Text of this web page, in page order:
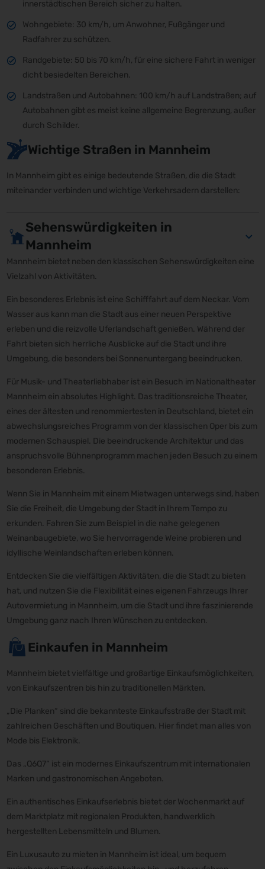
innerstädtischen Bereich sicher zu halten.
Wohngebiete: 30 km/h, um Anwohner, Fußgänger und
Radfahrer zu schützen.
Randgebiete: 50 bis 70 km/h, für eine sichere Fahrt in weniger
dicht besiedelten Bereichen.
Landstraßen und Autobahnen: 100 km/h auf Landstraßen; auf
Autobahnen gibt es meist keine allgemeine Begrenzung, außer
durch Schilder.
Wichtige Straßen in Mannheim
In Mannheim gibt es einige bedeutende Straßen, die die Stadt
miteinander verbinden und wichtige Verkehrsadern darstellen:
Sehenswürdigkeiten in
Mannheim
Mannheim bietet neben den klassischen Sehenswürdigkeiten eine
Vielzahl von Aktivitäten.
Ein besonderes Erlebnis ist eine Schifffahrt auf dem Neckar. Vom
Wasser aus kann man die Stadt aus einer neuen Perspektive
erleben und die reizvolle Uferlandschaft genießen. Während der
Fahrt bieten sich herrliche Ausblicke auf die Stadt und ihre
Umgebung, die besonders bei Sonnenuntergang beeindrucken.
Für Musik- und Theaterliebhaber ist ein Besuch im Nationaltheater
Mannheim ein absolutes Highlight. Das traditionsreiche Theater,
eines der ältesten und renommiertesten in Deutschland, bietet ein
abwechslungsreiches Programm von der klassischen Oper bis zum
modernen Schauspiel. Die beeindruckende Architektur und das
anspruchsvolle Bühnenprogramm machen jeden Besuch zu einem
besonderen Erlebnis.
Wenn Sie in Mannheim mit einem Mietwagen unterwegs sind, haben
Sie die Freiheit, die Umgebung der Stadt in Ihrem Tempo zu
erkunden. Fahren Sie zum Beispiel in die nahe gelegenen
Weinanbaugebiete, wo Sie hervorragende Weine probieren und
idyllische Weinlandschaften erleben können.
Entdecken Sie die vielfältigen Aktivitäten, die die Stadt zu bieten
hat, und nutzen Sie die Flexibilität eines eigenen Fahrzeugs Ihrer
Autovermietung in Mannheim, um die Stadt und ihre faszinierende
Umgebung ganz nach Ihren Wünschen zu entdecken.
Einkaufen in Mannheim
Mannheim bietet vielfältige und großartige Einkaufsmöglichkeiten,
von Einkaufszentren bis hin zu traditionellen Märkten.
„Die Planken“ sind die bekannteste Einkaufsstraße der Stadt mit
zahlreichen Geschäften und Boutiquen. Hier findet man alles von
Mode bis Elektronik.
Das „Q6Q7“ ist ein modernes Einkaufszentrum mit internationalen
Marken und gastronomischen Angeboten.
Ein authentisches Einkaufserlebnis bietet der Wochenmarkt auf
dem Marktplatz mit regionalen Produkten, handwerklich
hergestellten Lebensmitteln und Blumen.
Ein Luxusauto zu mieten in Mannheim ist ideal, um bequem